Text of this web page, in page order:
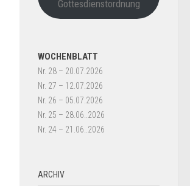
Gottesdienstordnung
WOCHENBLATT
Nr. 28 – 20.07.2026
Nr. 27 – 12.07.2026
Nr. 26 – 05.07.2026
Nr. 25 – 28.06..2026
Nr. 24 – 21.06..2026
ARCHIV